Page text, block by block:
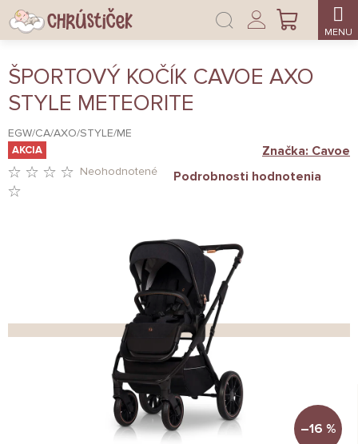
Prejsť
na
obsah
NÁKUPNÝ
Prihlásenie
ŠPORTOVÝ KOČÍK CAVOE AXO
STYLE METEORITE
EGW/CA/AXO/STYLE/ME
AKCIA
HVIEZDIČIEK.
Neohodnotené Podrobnosti hodnotenia
Značka: Cavoe
–16 %